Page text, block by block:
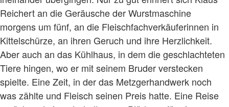
Reichert an die Geräusche der Wurstmaschine
morgens um fünf, an die Fleischfachverkäuferinnen in
Kittelschürze, an ihren Geruch und ihre Herzlichkeit.
Aber auch an das Kühlhaus, in dem die geschlachteten
Tiere hingen, wo er mit seinem Bruder verstecken
spielte. Eine Zeit, in der das Metzgerhandwerk noch
was zählte und Fleisch seinen Preis hatte. Eine Reise